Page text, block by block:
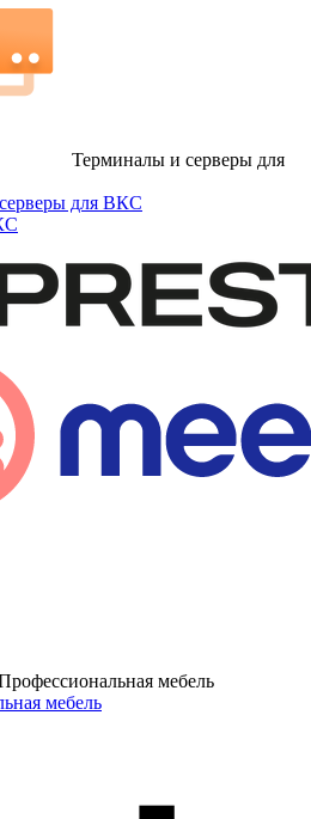
Терминалы и серверы для
для ВКС
мебель
мебель